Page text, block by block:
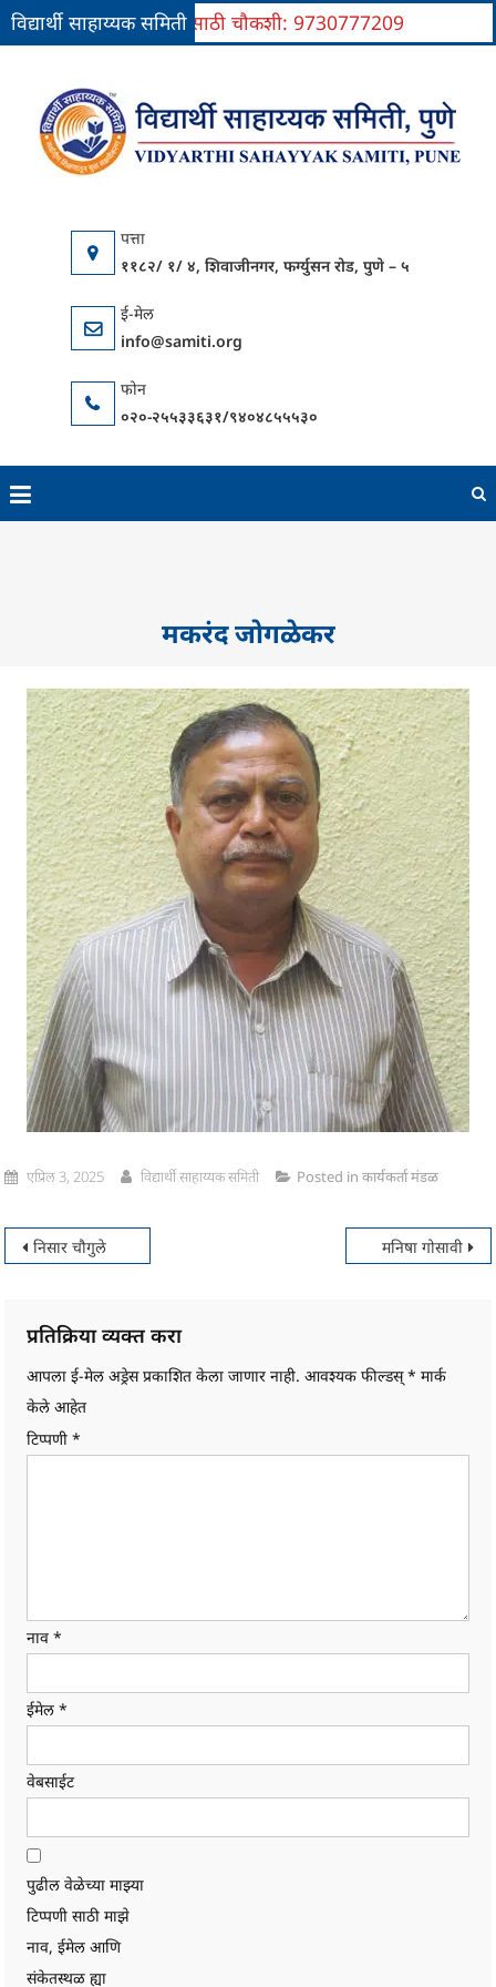
विद्यार्थी साहाय्यक समितीप्रवेशासाठी चौकशी: 9730777209
content
११८२/ १/ ४, शिवाजीनगर, फर्ग्युसन रोड, पुणे – ५
info@samiti.org
०२०-२५५३३६३१/९४०४८५५५३०
मकरंद जोगळेकर
एप्रिल 3, 2025 विद्यार्थी साहाय्यक समिती Posted inकार्यकर्ता मंडळ
पोस्टचे
निसार चौगुले मनिषा गोसावी
प्रतिक्रिया व्यक्त करा
आपला ई-मेल अड्रेस प्रकाशित केला जाणार नाही. आवश्यक फील्डस्* मार्क
केले आहेत
टिप्पणी*
नाव*
ईमेल*
वेबसाईट
पुढील वेळेच्या माझ्या
टिप्पणी साठी माझे
नाव, ईमेल आणि
संकेतस्थळ ह्या